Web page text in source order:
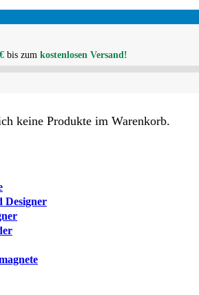
€ bis zum kostenlosen Versand!
keine Produkte im Warenkorb.
Designer